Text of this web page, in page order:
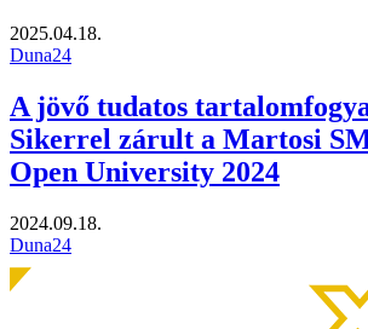
2025.04.18.
Duna24
A jövő tudatos
Sikerrel zárult a Martosi
Open University 2024
2024.09.18.
Duna24